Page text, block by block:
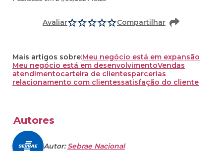
Avaliar Compartilhar
Mais artigos sobre:Meu negócio está em expansão
Meu negócio está em desenvolvimentoVendas
atendimentocarteira de clientesparcerias
relacionamento com clientessatisfação do cliente
Autores
Autor:Sebrae Nacional